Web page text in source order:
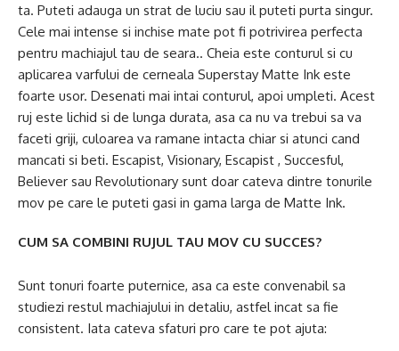
ta. Puteti adauga un strat de luciu sau il puteti purta singur.
Cele mai intense si inchise mate pot fi potrivirea perfecta
pentru machiajul tau de seara.. Cheia este conturul si cu
aplicarea varfului de cerneala Superstay Matte Ink este
foarte usor. Desenati mai intai conturul, apoi umpleti. Acest
ruj este lichid si de lunga durata, asa ca nu va trebui sa va
faceti griji, culoarea va ramane intacta chiar si atunci cand
mancati si beti. Escapist, Visionary, Escapist , Succesful,
Believer sau Revolutionary sunt doar cateva dintre tonurile
mov pe care le puteti gasi in gama larga de Matte Ink.
CUM SA COMBINI RUJUL TAU MOV CU SUCCES?
Sunt tonuri foarte puternice, asa ca este convenabil sa
studiezi restul machiajului in detaliu, astfel incat sa fie
consistent. Iata cateva sfaturi pro care te pot ajuta: